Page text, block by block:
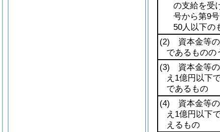
の支給を受
号から第9
50人以下の
(2) 資本金等の
であるものの
(3) 資本金等の
え1億円以下
であるもの
(4) 資本金等の
え1億円以下
えるもの